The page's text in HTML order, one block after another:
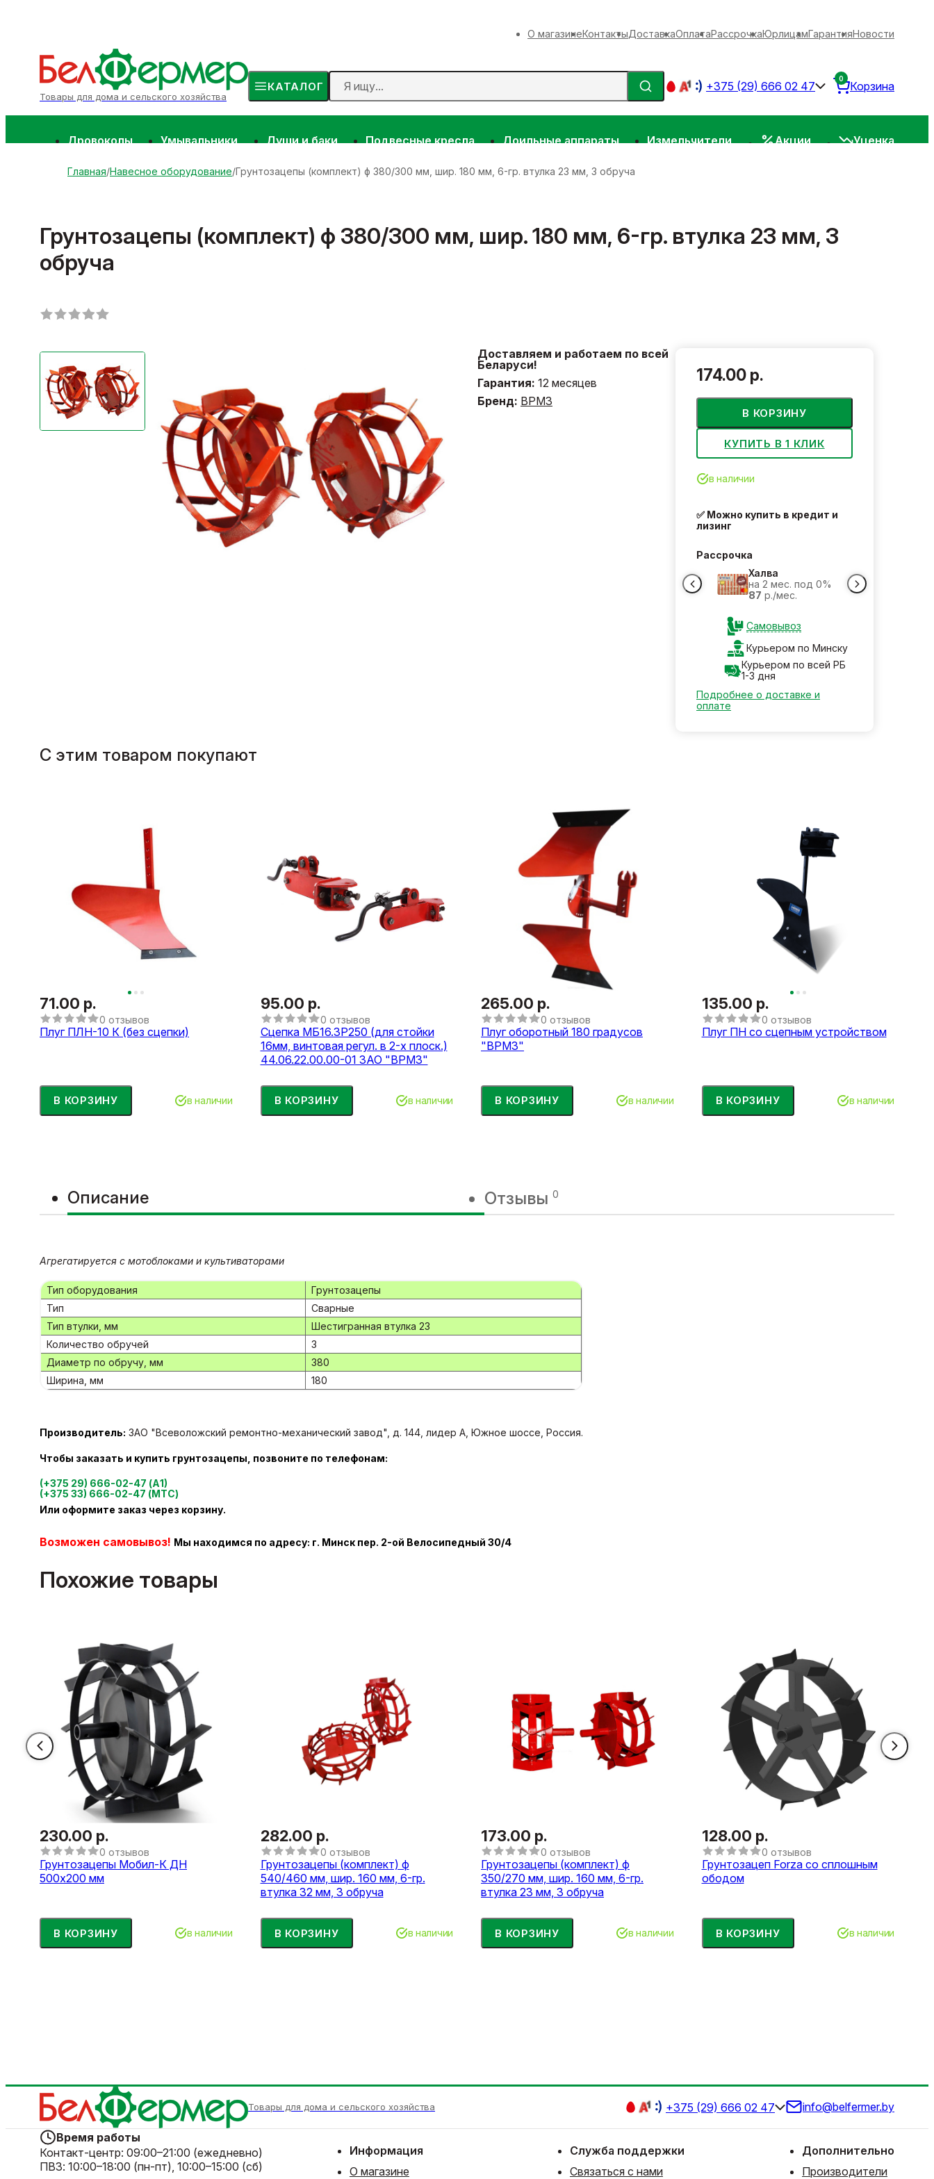
О магазинеКонтактыДоставкаОплатаРассрочкаЮрлицамГарантияНовости
Товары для дома и сельского хозяйства
КАТАЛОГ +375 (29) 666 02 47 Корзина
0
Дровоколы Умывальники Души и баки Подвесные кресла Доильные аппараты Измельчители Акции Уценка
Главная Навесное оборудование Грунтозацепы (комплект) ф 380/300 мм, шир. 180 мм, 6-гр. втулка 23 мм, 3 обруча
Грунтозацепы (комплект) ф 380/300 мм, шир. 180 мм, 6-гр. втулка 23 мм, 3
обруча
Доставляем и работаем по всей
Беларуси!
Гарантия: 12 месяцев
Бренд: ВРМЗ
174.00 р.
В КОРЗИНУ
КУПИТЬ В 1 КЛИК
в наличии
✅ Можно купить в кредит и
лизинг
Рассрочка
Халва
на 2 мес. под 0%
87 р./мес.
Самовывоз
Курьером по Минску
Курьером по всей РБ
1-3 дня
Подробнее о доставке и
оплате
С этим товаром покупают
71.00 р.
0 отзывов
Плуг ПЛН-10 К (без сцепки)
В КОРЗИНУ в наличии
95.00 р.
0 отзывов
Сцепка МБ16.3Р250 (для стойки
16мм, винтовая регул. в 2-х плоск.)
44.06.22.00.00-01 ЗАО "ВРМЗ"
В КОРЗИНУ в наличии
265.00 р.
0 отзывов
Плуг оборотный 180 градусов
"ВРМЗ"
В КОРЗИНУ в наличии
135.00 р.
0 отзывов
Плуг ПН со сцепным устройством
В КОРЗИНУ в наличии
Описание Отзывы 0
Агрегатируется с мотоблоками и культиваторами
Тип оборудования
Грунтозацепы
Тип
Сварные
Тип втулки, мм
Шестигранная втулка 23
Количество обручей
3
Диаметр по обручу, мм
380
Ширина, мм
180
Производитель: ЗАО "Всеволожский ремонтно-механический завод", д. 144, лидер А, Южное шоссе, Россия.
Чтобы заказать и купить грунтозацепы , позвоните по телефонам:
(+375 29) 666-02-47 (А1)
(+375 33) 666-02-47 (МТС)
Или оформите заказ через корзину.
Возможен самовывоз! Мы находимся по адресу: г. Минск пер. 2-ой Велосипедный 30/4
Похожие товары
230.00 р.
0 отзывов
Грунтозацепы Мобил-К ДН
500х200 мм
В КОРЗИНУ в наличии
282.00 р.
0 отзывов
Грунтозацепы (комплект) ф
540/460 мм, шир. 160 мм, 6-гр.
втулка 32 мм, 3 обруча
В КОРЗИНУ в наличии
173.00 р.
0 отзывов
Грунтозацепы (комплект) ф
350/270 мм, шир. 160 мм, 6-гр.
втулка 23 мм, 3 обруча
В КОРЗИНУ в наличии
128.00 р.
0 отзывов
Грунтозацеп Forza со сплошным
ободом
В КОРЗИНУ в наличии
Товары для дома и сельского хозяйства +375 (29) 666 02 47 info@belfermer.by
Время работы
Контакт-центр: 09:00–21:00 (ежедневно)
ПВЗ: 10:00–18:00 (пн-пт), 10:00–15:00 (сб)
Информация
О магазине
Служба поддержки
Связаться с нами
Дополнительно
Производители